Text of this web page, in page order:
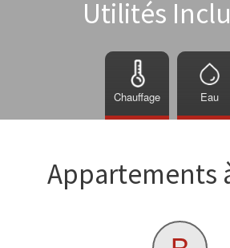
Utilités
Chauffage Eau
Appartements